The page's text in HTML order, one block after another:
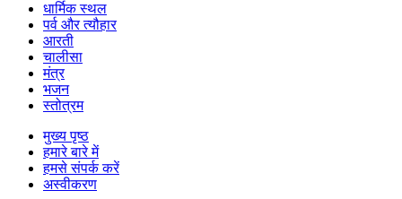
धार्मिक स्थल
पर्व और त्यौहार
आरती
चालीसा
मंत्र
भजन
स्तोत्रम
मुख्य पृष्ठ
हमारे बारे में
हमसे संपर्क करें
अस्वीकरण